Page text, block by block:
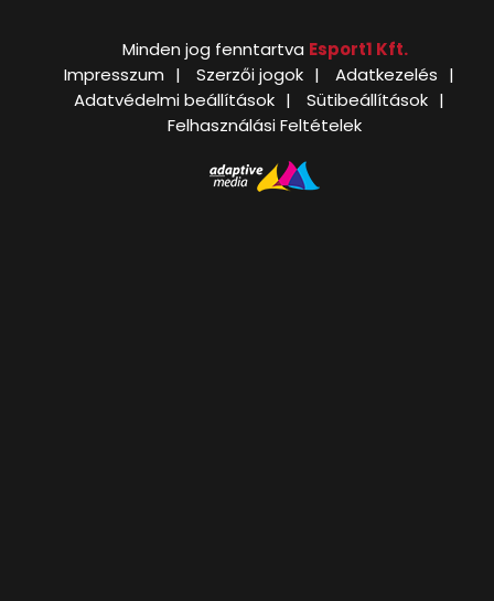
Minden jog fenntartva Esport1 Kft.
Impresszum
Szerzői jogok
Adatkezelés
Adatvédelmi beállítások
Sütibeállítások
Felhasználási Feltételek